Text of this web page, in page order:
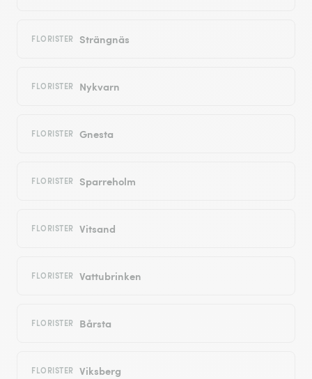
FLORISTER Strängnäs
FLORISTER Nykvarn
FLORISTER Gnesta
FLORISTER Sparreholm
FLORISTER Vitsand
FLORISTER Vattubrinken
FLORISTER Bårsta
FLORISTER Viksberg